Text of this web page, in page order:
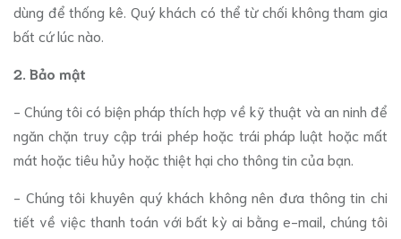
dùng để thống kê. Quý khách có thể từ chối không tham gia
bất cứ lúc nào.
2. Bảo mật
- Chúng tôi có biện pháp thích hợp về kỹ thuật và an ninh để
ngăn chặn truy cập trái phép hoặc trái pháp luật hoặc mất
mát hoặc tiêu hủy hoặc thiệt hại cho thông tin của bạn.
- Chúng tôi khuyên quý khách không nên đưa thông tin chi
tiết về việc thanh toán với bất kỳ ai bằng e-mail, chúng tôi